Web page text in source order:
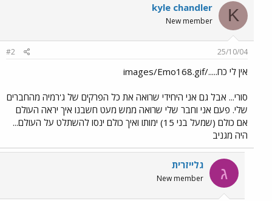
K
kyle chandler
New member
25/10/04
#2
אין לי כח...../images/Emo168.gif
סורי... אבל גם אני היחידי שרואה את כל הפרקים של ג'רמיה מהחברים
שלי. פעם אני וחבר שלי שרואה ממש מעט חשבנו איך יראה העולם
אם כולם (שמעל בני 15) ימותו ואיך כולם ינסו להשתלט על העולם...
היה מגניב
ג גלייזרית
New member